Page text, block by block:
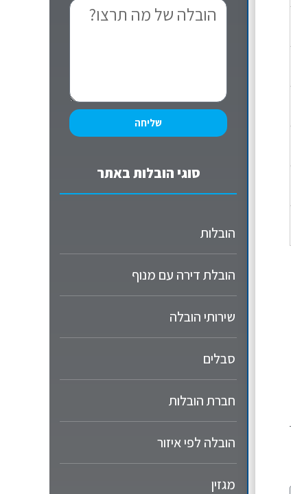
שליחה
סוגי הובלות באתר
הובלות
הובלת דירה עם מנוף
שירותי הובלה
סבלים
חברת הובלות
הובלה לפי איזור
מגזין